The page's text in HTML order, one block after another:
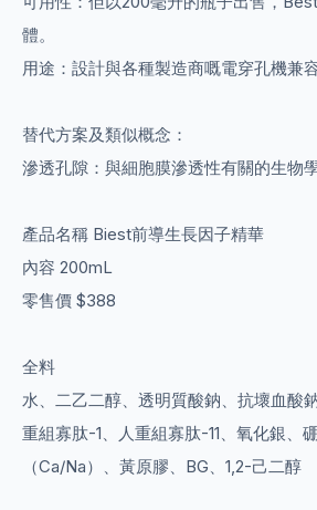
體。
用途：設計與各種製造商嘅電穿孔機兼容
替代方案及類似概念：
滲透孔隙：與細胞膜滲透性有關的生物學
產品名稱 Biest前導生長因子精華
內容 200mL
零售價 $388
全料
水、二乙二醇、透明質酸鈉、抗壞血酸
重組寡肽-1、人重組寡肽-11、氧化銀、
（Ca/Na）、黃原膠、BG、1,2-己二醇